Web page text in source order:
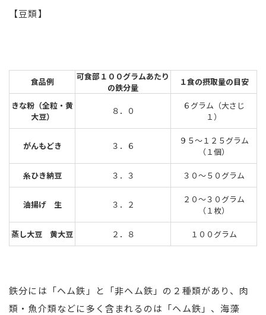
【豆類】
食品例
可食部１００グラムあたり
の鉄分量
１食の摂取量の目安
きな粉（全粒・黄
大豆）
８．０
６グラム（大さじ
１）
がんもどき ３．６
９５～１２５グラム
（１個）
糸ひき納豆 ３．３ ３０～５０グラム
油揚げ 生 ３．２
２０～３０グラム
（１枚）
蒸し大豆 黄大豆 ２．８ １００グラム
鉄分には「ヘム鉄」と「非ヘム鉄」の２種類があり、肉
類・魚介類などに多く含まれるのは「ヘム鉄」、海藻